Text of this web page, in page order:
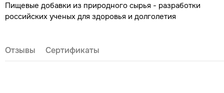
Пищевые добавки из природного сырья - разработки
российских ученых для здоровья и долголетия
Отзывы Сертификаты